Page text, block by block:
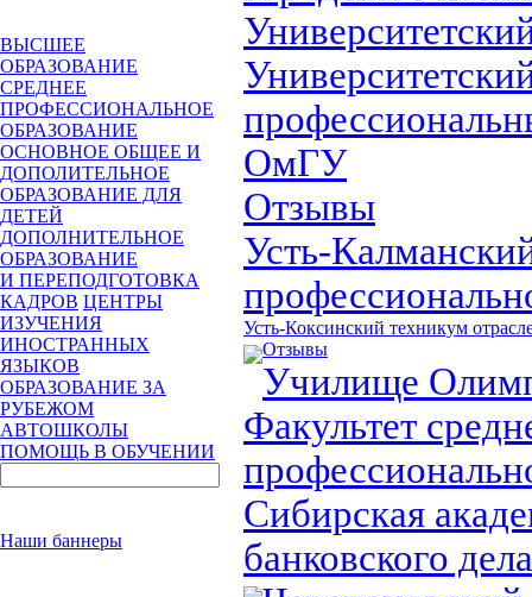
ВЫСШЕЕ
ОБРАЗОВАНИЕ
СРЕДНЕЕ
ПРОФЕССИОНАЛЬНОЕ
ОБРАЗОВАНИЕ
ОСНОВНОЕ ОБЩЕЕ И
ДОПОЛИТЕЛЬНОЕ
ОБРАЗОВАНИЕ ДЛЯ
ДЕТЕЙ
ДОПОЛНИТЕЛЬНОЕ
ОБРАЗОВАНИЕ
И ПЕРЕПОДГОТОВКА
КАДРОВ ЦЕНТРЫ
ИЗУЧЕНИЯ
ИНОСТРАННЫХ
ЯЗЫКОВ
ОБРАЗОВАНИЕ ЗА
РУБЕЖОМ
АВТОШКОЛЫ
ПОМОЩЬ В ОБУЧЕНИИ
Наши баннеры
ОмГУ
Отзывы
Усть-
Усть-Коксинский техникум
Отзывы
Училище
Факультет
Сибирская
банковского